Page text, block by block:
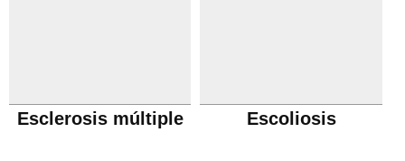
Esclerosis múltiple Escoliosis